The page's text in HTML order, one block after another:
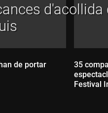
d'acollida
de portar
35
Festival